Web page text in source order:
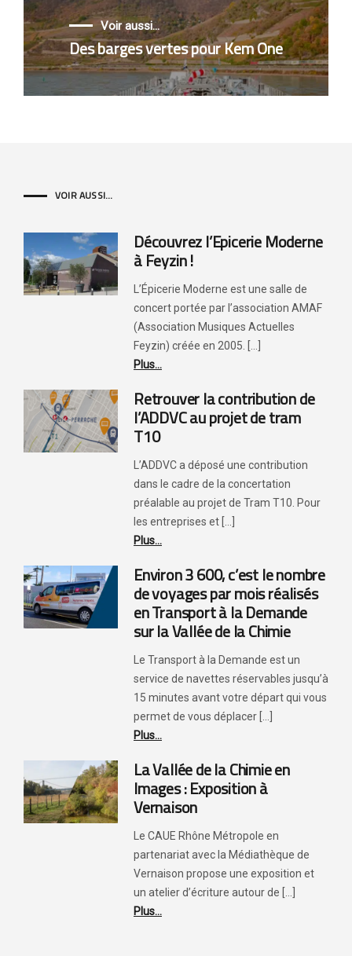
Voir aussi...
Des barges vertes pour Kem One
VOIR AUSSI...
Découvrez l’Epicerie Moderne
à Feyzin !
L’Épicerie Moderne est une salle de
concert portée par l’association AMAF
(Association Musiques Actuelles
Feyzin) créée en 2005. [...]
Plus...
Retrouver la contribution de
l’ADDVC au projet de tram
T10
L’ADDVC a déposé une contribution
dans le cadre de la concertation
préalable au projet de Tram T10. Pour
les entreprises et [...]
Plus...
Environ 3 600, c’est le nombre
de voyages par mois réalisés
en Transport à la Demande
sur la Vallée de la Chimie
Le Transport à la Demande est un
service de navettes réservables jusqu’à
15 minutes avant votre départ qui vous
permet de vous déplacer [...]
Plus...
La Vallée de la Chimie en
Images : Exposition à
Vernaison
Le CAUE Rhône Métropole en
partenariat avec la Médiathèque de
Vernaison propose une exposition et
un atelier d’écriture autour de [...]
Plus...